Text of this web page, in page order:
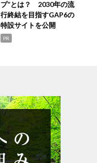
プ”とは？ 2030年の流
行終結を目指すGAP6の
特設サイトを公開
PR